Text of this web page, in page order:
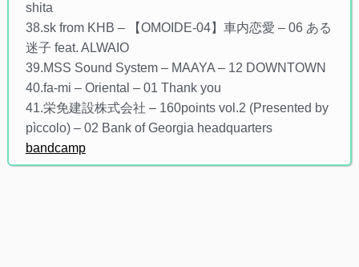
shita
38.sk from KHB – 【OMOIDE​​​​-​​​​04】車内恋愛 – 06 ある
迷子 feat. ALWAIO
39.MSS Sound System – MAAYA – 12 DOWNTOWN
40.fa-mi – Oriental – 01 Thank you
41.栄免建設株式会社 – 160points vol.2 (Presented by
pìccolo) – 02 Bank of Georgia headquarters
bandcamp